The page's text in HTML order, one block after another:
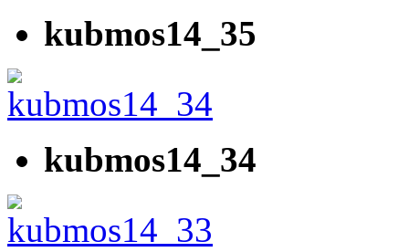
kubmos14_35
kubmos14_34